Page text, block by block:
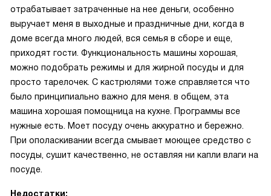
отрабатывает затраченные на нее деньги, особенно
выручает меня в выходные и праздничные дни, когда в
доме всегда много людей, вся семья в сборе и еще,
приходят гости. Функциональность машины хорошая,
можно подобрать режимы и для жирной посуды и для
просто тарелочек. С кастрюлями тоже справляется что
было принципиально важно для меня. в общем, эта
машина хорошая помощница на кухне. Программы все
нужные есть. Моет посуду очень аккуратно и бережно.
При ополаскивании всегда смывает моющее средство с
посуды, сушит качественно, не оставляя ни капли влаги на
посуде.
Недостатки: